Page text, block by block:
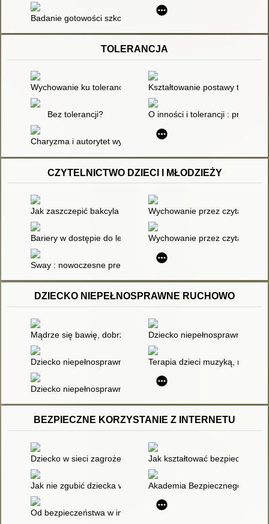
Badanie gotowości szkolnej sześciolatka
TOLERANCJA
Wychowanie ku tolerancji Kształtowanie postawy
Bez tolerancji? O inności i tolerancji :
Charyzma i autorytet wychowawcy a problem kary, tolerancji i
CZYTELNICTWO DZIECI I MŁODZIEŻY
Jak zaszczepić bakcyla czytania?Wychowanie przez czytanie
Bariery w dostępie do lektury i rozrywek umysłowych
Wychowanie przez czytanie
Sway : nowoczesne prezentacje w popularyzacji czytelnictwa
DZIECKO NIEPEŁNOSPRAWNE RUCHOWO
Mądrze się bawię, dobrze się uczę : przygotowanie dzieci
Dziecko niepełnosprawne w
Dziecko niepełnosprawne ruchowo. Cz. 1Terapia dzieci muzyką,
Dziecko niepełnosprawne ruchowo na drodze do niezależności
BEZPIECZNE KORZYSTANIE Z INTERNETU
Dziecko w sieci zagrożeń : ryzykowne zachowania
Jak kształtować
Jak nie zgubić dziecka w sieci? Akademia Bezpiecznego
Od bezpieczeństwa w internecie do obywatelstwa cyfrowego :